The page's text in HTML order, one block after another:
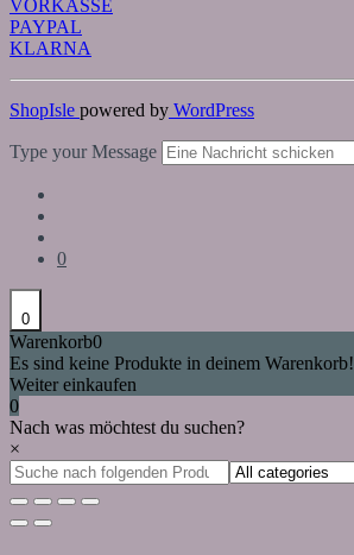
VORKASSE
PAYPAL
KLARNA
ShopIsle powered by WordPress
Type your Message
0
0
Warenkorb0
Es sind keine Produkte in deinem Warenkorb!
Weiter einkaufen
0
Nach was möchtest du suchen?
×